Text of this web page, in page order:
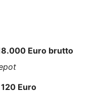
Euro brutto
120 Euro